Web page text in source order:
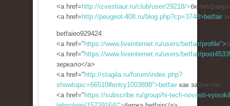
<a href= http://izvestiaur.ru/club/user/29218/>бк
<a href= http://peugeot-408.ru/blog.php?cp=3748>betfair
betfaieo929424
<a href=" https://www.liveinternet.ru/users/betfair/profile">
<a href=" https://www.liveinternet.ru/users/betfair/
зеркало</a>
<a href=" http://stagila.ru/forum/index.php?
showtopic=66510#entry1003898">betfair как зайти</a>
<a href=" https://subscribe.ru/group/hi-tech-novosti-